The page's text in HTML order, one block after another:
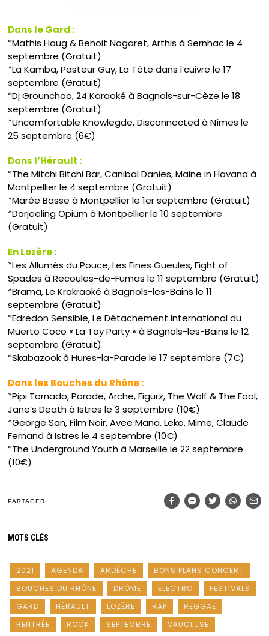
Dans le Gard :
*Mathis Haug & Benoit Nogaret, Arthis à Sernhac le 4
septembre (Gratuit)
*La Kamba, Pasteur Guy, La Tête dans l’cuivre le 17
septembre (Gratuit)
*Dj Grounchoo, 24 Karaoké à Bagnols-sur-Cèze le 18
septembre (Gratuit)
*Uncomfortable Knowlegde, Disconnected à Nîmes le
25 septembre (6€)
Dans l’Hérault :
*The Mitchi Bitchi Bar, Canibal Danies, Maine in Havana à
Montpellier le 4 septembre (Gratuit)
*Marée Basse à Montpellier le 1er septembre (Gratuit)
*Darjeeling Opium à Montpellier le 10 septembre
(Gratuit)
En Lozère :
*Les Allumés du Pouce, Les Fines Gueules, Fight of
Spades à Recoules-de-Fumas le 11 septembre (Gratuit)
*Brama, Le Krakraoké à Bagnols-les-Bains le 11
septembre (Gratuit)
*Edredon Sensible, Le Détachement International du
Muerto Coco « La Toy Party » à Bagnols-les-Bains le 12
septembre (Gratuit)
*Skabazook à Hures-la-Parade le 17 septembre (7€)
Dans les Bouches du Rhône :
*Pipi Tornado, Parade, Arche, Figurz, The Wolf & The Fool,
Jane’s Death à Istres le 3 septembre (10€)
*George San, Film Noir, Avee Mana, Leko, Mime, Claude
Fernand à Istres le 4 septembre (10€)
*The Underground Youth à Marseille le 22 septembre
(10€)
PARTAGER
MOTS CLÉS
2021 AGENDA ARDÈCHE
BONS PLANS CONCERT
BOUCHES DU RHÔNE
DRÔME ELECTRO
FESTIVALS
GARD
HÉRAULT LOZÈRE RAP
REGGAE
RENTRÉE
ROCK SEPTEMBRE VAUCLUSE